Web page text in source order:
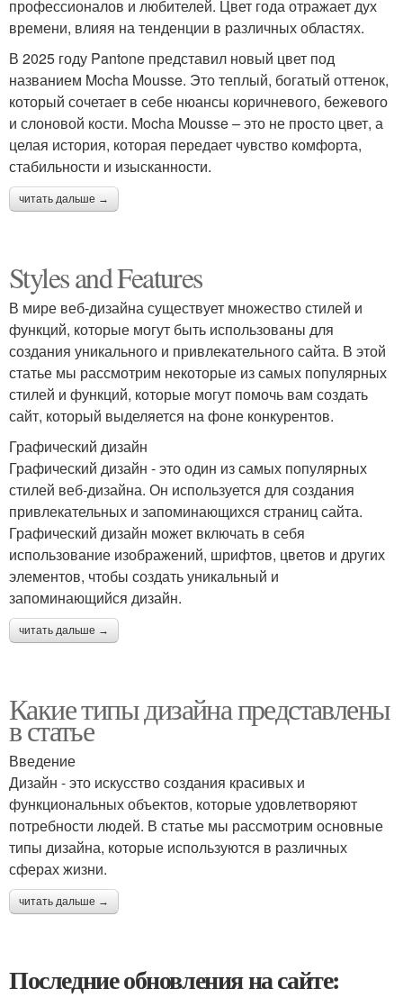
профессионалов и любителей. Цвет года отражает дух
времени, влияя на тенденции в различных областях.
В 2025 году Pantone представил новый цвет под
названием Mocha Mousse. Это теплый, богатый оттенок,
который сочетает в себе нюансы коричневого, бежевого
и слоновой кости. Mocha Mousse – это не просто цвет, а
целая история, которая передает чувство комфорта,
стабильности и изысканности.
читать дальше →
Styles and Features
В мире веб-дизайна существует множество стилей и
функций, которые могут быть использованы для
создания уникального и привлекательного сайта. В этой
статье мы рассмотрим некоторые из самых популярных
стилей и функций, которые могут помочь вам создать
сайт, который выделяется на фоне конкурентов.
Графический дизайн
Графический дизайн - это один из самых популярных
стилей веб-дизайна. Он используется для создания
привлекательных и запоминающихся страниц сайта.
Графический дизайн может включать в себя
использование изображений, шрифтов, цветов и других
элементов, чтобы создать уникальный и
запоминающийся дизайн.
читать дальше →
Какие типы дизайна представлены
в статье
Введение
Дизайн - это искусство создания красивых и
функциональных объектов, которые удовлетворяют
потребности людей. В статье мы рассмотрим основные
типы дизайна, которые используются в различных
сферах жизни.
читать дальше →
Последние обновления на сайте: